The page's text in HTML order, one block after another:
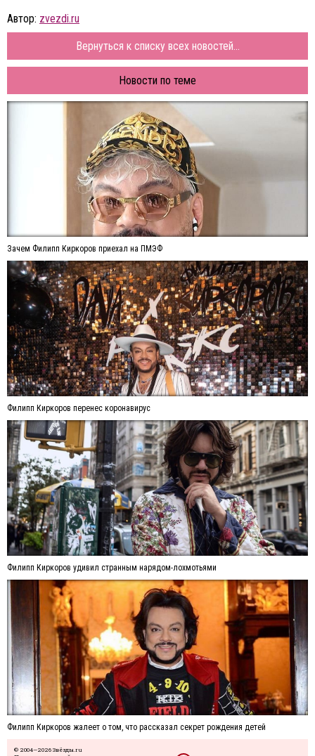
Автор: zvezdi.ru
Вернуться к списку всех новостей...
Новости по теме
Зачем Филипп Киркоров приехал на ПМЭФ
Филипп Киркоров перенес коронавирус
Филипп Киркоров удивил странным нарядом-лохмотьями
Филипп Киркоров жалеет о том, что рассказал секрет рождения детей
© 2004—2026 Звёзды.ru